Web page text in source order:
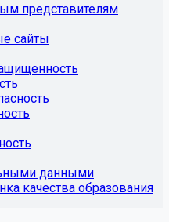
представителям
сайты
данными
качества образования